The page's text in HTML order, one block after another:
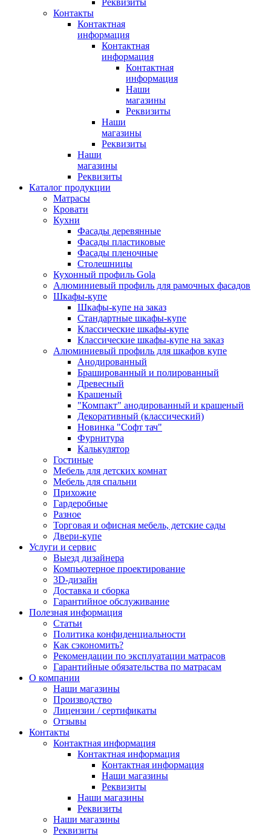
Реквизиты
Контакты
Контактная
информация
Контактная
информация
Контактная
информация
Наши
магазины
Реквизиты
Наши
магазины
Реквизиты
Наши
магазины
Реквизиты
Каталог продукции
Матрасы
Кровати
Кухни
Фасады деревянные
Фасады пластиковые
Фасады пленочные
Столешницы
Кухонный профиль Gola
Алюминиевый профиль для рамочных фасадов
Шкафы-купе
Шкафы-купе на заказ
Стандартные шкафы-купе
Классические шкафы-купе
Классические шкафы-купе на заказ
Алюминиевый профиль для шкафов купе
Анодированный
Брашированный и полированный
Древесный
Крашеный
"Компакт" анодированный и крашеный
Декоративный (классический)
Новинка "Софт тач"
Фурнитура
Калькулятор
Гостиные
Мебель для детских комнат
Мебель для спальни
Прихожие
Гардеробные
Разное
Торговая и офисная мебель, детские сады
Двери-купе
Услуги и сервис
Выезд дизайнера
Компьютерное проектирование
3D-дизайн
Доставка и сборка
Гарантийное обслуживание
Полезная информация
Статьи
Политика конфиденциальности
Как сэкономить?
Рекомендации по эксплуатации матрасов
Гарантийные обязательства по матрасам
О компании
Наши магазины
Производство
Лицензии / сертификаты
Отзывы
Контакты
Контактная информация
Контактная информация
Контактная информация
Наши магазины
Реквизиты
Наши магазины
Реквизиты
Наши магазины
Реквизиты